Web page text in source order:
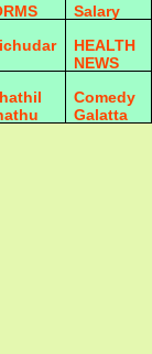
Salary
HEALTH
NEWS
Comedy
Galatta